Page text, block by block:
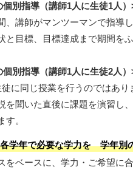
個別指導（講師1人に生徒1人）
、講師がマンツーマンで指導
と目標、目標達成まで期間を
個別指導（講師1人に生徒2人）
に同じ授業を行うのではあ
を聞いた直後に課題を演習し
す。
学年で必要な学力を 学年別
をベースに、学力・ご希望に